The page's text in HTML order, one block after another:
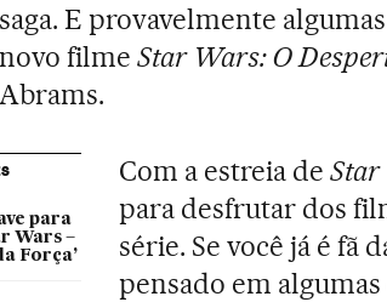
saga. E provavelmente
novo filmeStar Wars: O
Abrams.
para
Wars –
Força’
Com a estreia de
para desfrutar dos
série. Se você já é fã
pensado em algumas